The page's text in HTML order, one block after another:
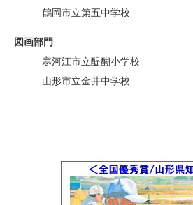
鶴岡市立第五中学校
図画部門
寒河江市立醍醐小学校
山形市立金井中学校